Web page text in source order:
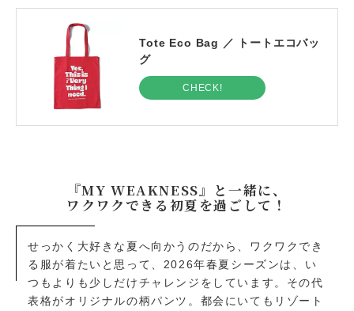
Tote Eco Bag ／ トートエコバッ
グ
CHECK!
『MY WEAKNESS』と一緒に、
ワクワクできる初夏を過ごして！
せっかく大好きな夏へ向かうのだから、ワクワクでき
る服が着たいと思って、2026年春夏シーズンは、い
つもよりも少しだけチャレンジをしています。その代
表格がオリジナルの柄パンツ。都会にいてもリゾート